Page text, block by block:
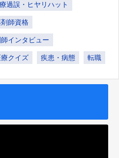
過誤・ヒヤリハット
師資格
インタビュー
療クイズ 疾患・病態 転職